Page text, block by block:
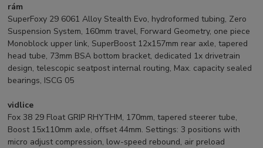
rám
SuperFoxy 29 6061 Alloy Stealth Evo, hydroformed tubing, Zero
Suspension System, 160mm travel, Forward Geometry, one piece
Monoblock upper link, SuperBoost 12x157mm rear axle, tapered
head tube, 73mm BSA bottom bracket, dedicated 1x drivetrain
design, telescopic seatpost internal routing, Max. capacity sealed
bearings, ISCG 05
vidlice
Fox 38 29 Float GRIP RHYTHM, 170mm, tapered steerer tube,
Boost 15x110mm axle, offset 44mm. Settings: 3 positions with
micro adjust compression, low-speed rebound, air preload